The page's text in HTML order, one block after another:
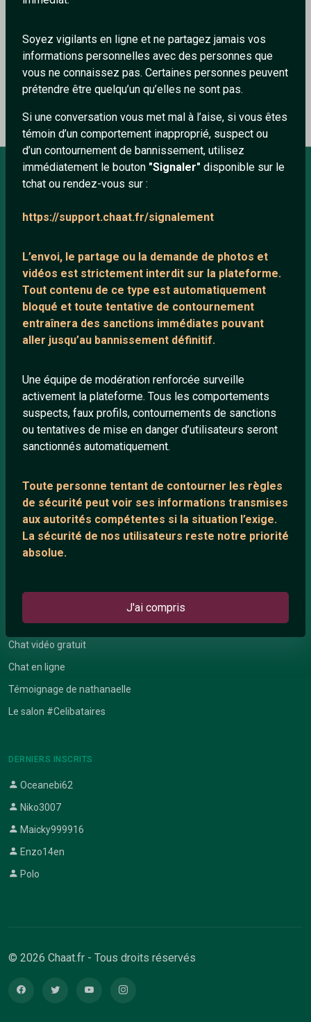
Soyez vigilants en ligne et ne partagez jamais vos
informations personnelles avec des personnes que
vous ne connaissez pas. Certaines personnes peuvent
prétendre être quelqu’un qu’elles ne sont pas.
Si une conversation vous met mal à l’aise, si vous êtes
témoin d’un comportement inapproprié, suspect ou
d’un contournement de bannissement, utilisez
immédiatement le bouton "Signaler" disponible sur le
tchat ou rendez-vous sur :
https://support.chaat.fr/signalement
L’envoi, le partage ou la demande de photos et
vidéos est strictement interdit sur la plateforme.
Tout contenu de ce type est automatiquement
bloqué et toute tentative de contournement
entraînera des sanctions immédiates pouvant
aller jusqu’au bannissement définitif.
Une équipe de modération renforcée surveille
activement la plateforme. Tous les comportements
suspects, faux profils, contournements de sanctions
ou tentatives de mise en danger d’utilisateurs seront
sanctionnés automatiquement.
Toute personne tentant de contourner les règles
de sécurité peut voir ses informations transmises
aux autorités compétentes si la situation l’exige.
La sécurité de nos utilisateurs reste notre priorité
absolue.
J'ai compris
Melanie, ouverte au dial
0
Répondre
Conditions générales
Mentions légales
LIENS UTILES
Protection mineurs
Salons de discussion
Communauté
Quotes
Playlists YouTube
ANNEXE
Network IRC
ARTICLES RÉCENTS
Chat vidéo gratuit
Chat en ligne
Témoignage de nathanaelle
Le salon #Celibataires
DERNIERS INSCRITS
Oceanebi62
Niko3007
Maicky999916
Enzo14en
Polo
© 2026 Chaat.fr - Tous droits réservés